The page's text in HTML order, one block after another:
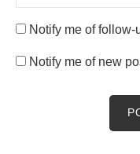
Notify me of
Notify me of new